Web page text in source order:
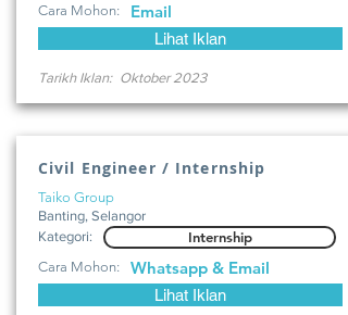
Cara Mohon: Email
Lihat Iklan
Tarikh Iklan: Oktober 2023
Civil Engineer / Internship
Taiko Group
Banting, Selangor
Kategori:
Internship
Cara Mohon: Whatsapp & Email
Lihat Iklan